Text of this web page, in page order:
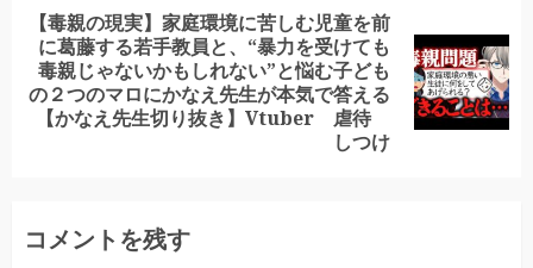
Next
post:
【毒親の現実】家庭環境に苦しむ児童を前
に葛藤する若手教員と、“暴力を受けても
毒親じゃないかもしれない”と悩む子ども
の２つのマロにかなえ先生が本気で答える
【かなえ先生切り抜き】Vtuber 虐待
しつけ
コメントを残す